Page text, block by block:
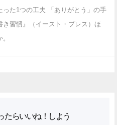
った1つの工夫 「ありがとう」の手
き習慣』（イースト・プレス）ほ
。
たらいいね！しよう